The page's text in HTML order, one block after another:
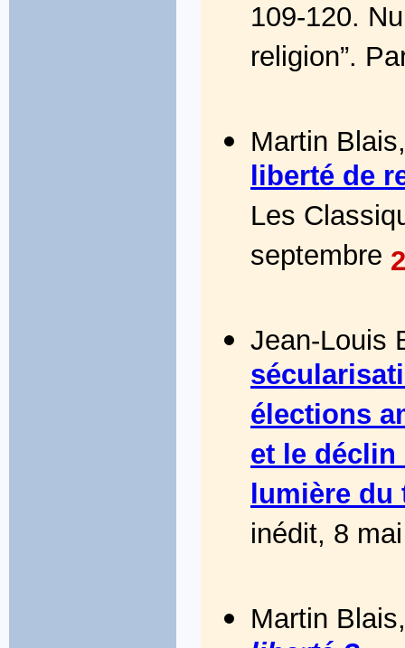
109-120.
religion”.
Martin
liberté de
Les
septembre
Jean-Louis
élections
et le
lumière du
inédit, 8
Martin